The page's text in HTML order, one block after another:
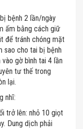
bệnh 2 lần/ngày
ấm bằng cách giữ
để tránh chóng mặt
sao cho tai bị bệnh
gờ bình tai 4 lần
tư thế trong
lại.
nhĩ:
trở lên: nhỏ 10 giọt
Dung dịch phải